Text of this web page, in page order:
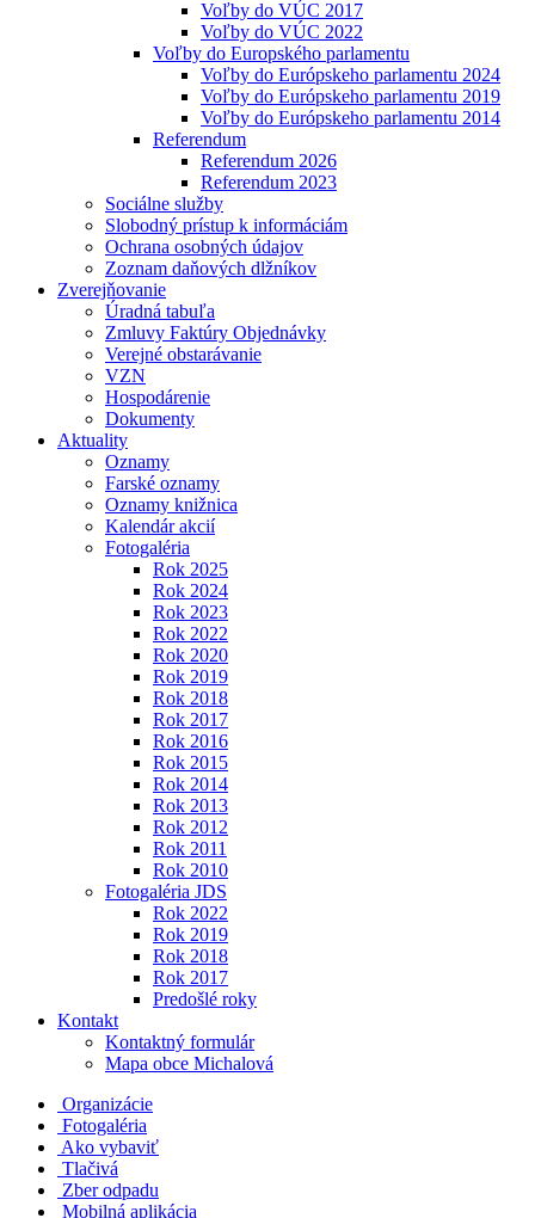
Voľby do VÚC 2017
Voľby do VÚC 2022
Voľby do Europského parlamentu
Voľby do Európskeho parlamentu 2024
Voľby do Európskeho parlamentu 2019
Voľby do Európskeho parlamentu 2014
Referendum
Referendum 2026
Referendum 2023
Sociálne služby
Slobodný prístup k informáciám
Ochrana osobných údajov
Zoznam daňových dlžníkov
Zverejňovanie
Úradná tabuľa
Zmluvy Faktúry Objednávky
Verejné obstarávanie
VZN
Hospodárenie
Dokumenty
Aktuality
Oznamy
Farské oznamy
Oznamy knižnica
Kalendár akcií
Fotogaléria
Rok 2025
Rok 2024
Rok 2023
Rok 2022
Rok 2020
Rok 2019
Rok 2018
Rok 2017
Rok 2016
Rok 2015
Rok 2014
Rok 2013
Rok 2012
Rok 2011
Rok 2010
Fotogaléria JDS
Rok 2022
Rok 2019
Rok 2018
Rok 2017
Predošlé roky
Kontakt
Kontaktný formulár
Mapa obce Michalová
Organizácie
Fotogaléria
Ako vybaviť
Tlačivá
Zber odpadu
Mobilná aplikácia